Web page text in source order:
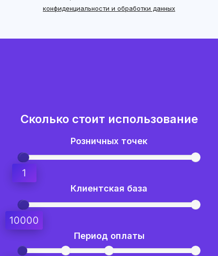
конфиденциальности и обработки данных
Сколько стоит использование
Розничных точек
1
Клиентская база
10000
Период оплаты